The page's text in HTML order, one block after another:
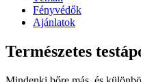
Fényvédők
Ajánlatok
Természetes